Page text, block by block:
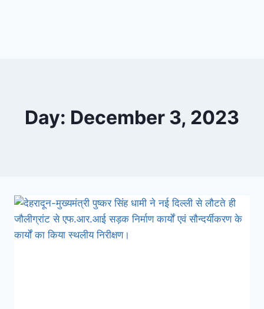
Day: December 3, 2023